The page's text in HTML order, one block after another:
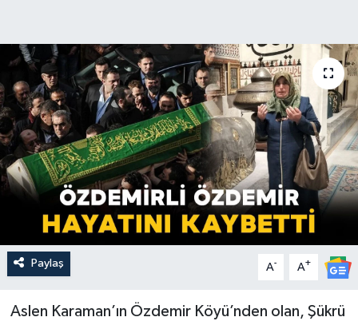
Paylaş A- A+
Aslen Karaman’ın Özdemir Köyü’nden olan, Şükrü